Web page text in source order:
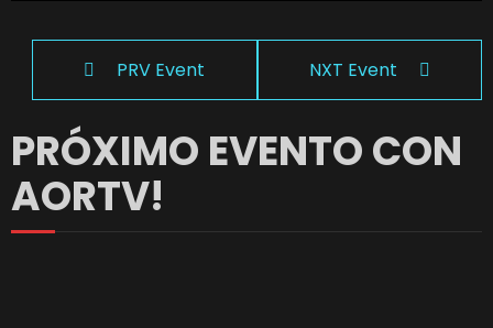
PRV Event NXT Event
PRÓXIMO EVENTO CON
AORTV!